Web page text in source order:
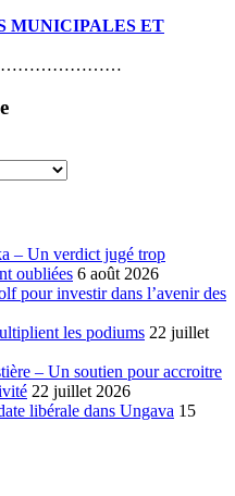
MUNICIPALES ET
– Un verdict jugé trop
oubliées 6 août 2026
pour investir dans l’avenir des
les podiums 22 juillet
– Un soutien pour accroitre
22 juillet 2026
libérale dans Ungava 15